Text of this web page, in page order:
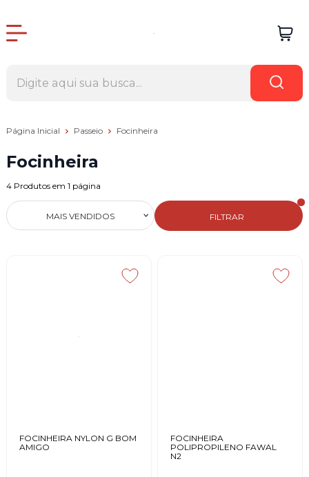
Página Inicial Passeio Focinheira
Focinheira
4 Produtos em 1 página
FILTRAR
MAIS VENDIDOS
FOCINHEIRA NYLON G BOM
AMIGO
FOCINHEIRA
POLIPROPILENO FAWAL
N2